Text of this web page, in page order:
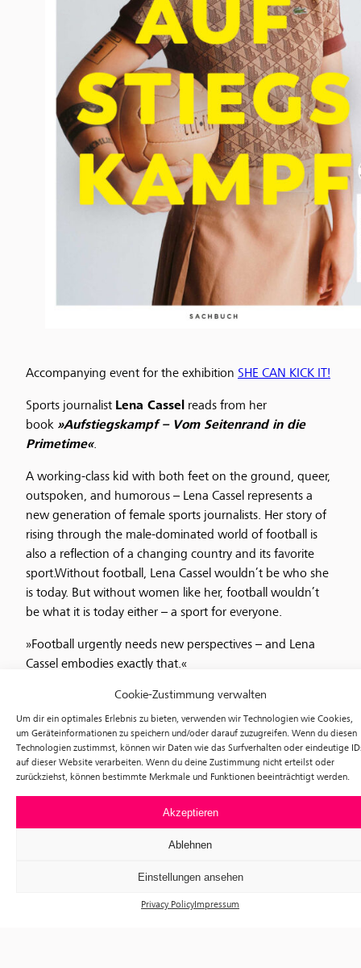
Cookie-Zustimmung verwalten
Um dir ein optimales Erlebnis zu bieten, verwenden wir Technologien wie Cookies,
um Geräteinformationen zu speichern und/oder darauf zuzugreifen. Wenn du diesen
Technologien zustimmst, können wir Daten wie das Surfverhalten oder eindeutige
auf dieser Website verarbeiten. Wenn du deine Zustimmung nicht erteilst oder
zurückziehst, können bestimmte Merkmale und Funktionen beeinträchtigt werden.
Akzeptieren
Ablehnen
Einstellungen ansehen
Privacy PolicyImpressum
Accompanying event for the exhibition SHE CAN KICK IT!
Sports journalist Lena Cassel reads from her
book »Aufstiegskampf – Vom Seitenrand in die
Primetime«.
A working-class kid with both feet on the ground, queer,
outspoken, and humorous – Lena Cassel represents a
new generation of female sports journalists. Her story of
rising through the male-dominated world of football is
also a reflection of a changing country and its favorite
sport.Without football, Lena Cassel wouldn’t be who she
is today. But without women like her, football wouldn’t
be what it is today either – a sport for everyone.
»Football urgently needs new perspectives – and Lena
Cassel embodies exactly that.«
Admission: €18, reduced €12. Participation is limited – we
recommend booking an online ticket in advance.
The event will be held in German. You can find all other
here
© Klett-Cotta / Marius Knieling